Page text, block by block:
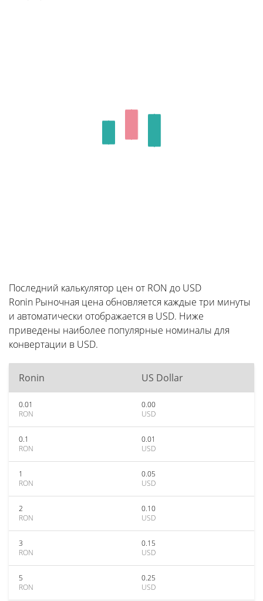
Последний калькулятор цен от RON до USD
Ronin Рыночная цена обновляется каждые три минуты
и автоматически отображается в USD. Ниже
приведены наиболее популярные номиналы для
конвертации в USD.
Ronin US Dollar
0.01
RON
0.00
USD
0.1
RON
0.01
USD
1
RON
0.05
USD
2
RON
0.10
USD
3
RON
0.15
USD
5
RON
0.25
USD